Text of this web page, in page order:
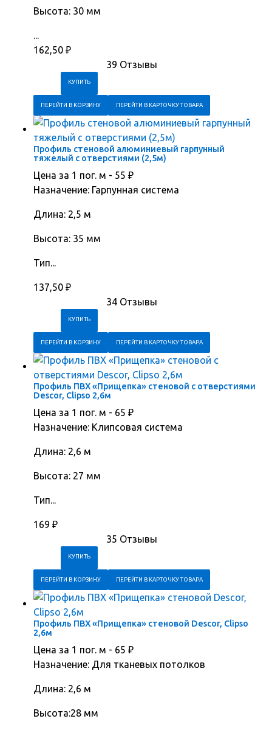
Высота: 30 мм
...
162,50 ₽
39 Отзывы
ПЕРЕЙТИ В КОРЗИНУ ПЕРЕЙТИ В КАРТОЧКУ ТОВАРА
Профиль стеновой алюминиевый гарпунный
тяжелый с отверстиями (2,5м)
Цена за 1 пог. м - 55 ₽
Назначение: Гарпунная система
Длина: 2,5 м
Высота: 35 мм
Тип...
137,50 ₽
34 Отзывы
ПЕРЕЙТИ В КОРЗИНУ ПЕРЕЙТИ В КАРТОЧКУ ТОВАРА
Профиль ПВХ «Прищепка» стеновой с отверстиями
Descor, Clipso 2,6м
Цена за 1 пог. м - 65 ₽
Назначение: Клипсовая система
Длина: 2,6 м
Высота: 27 мм
Тип...
169 ₽
35 Отзывы
ПЕРЕЙТИ В КОРЗИНУ ПЕРЕЙТИ В КАРТОЧКУ ТОВАРА
Профиль ПВХ «Прищепка» стеновой Descor, Clipso
2,6м
Цена за 1 пог. м - 65 ₽
Назначение: Для тканевых потолков
Длина: 2,6 м
Высота:28 мм